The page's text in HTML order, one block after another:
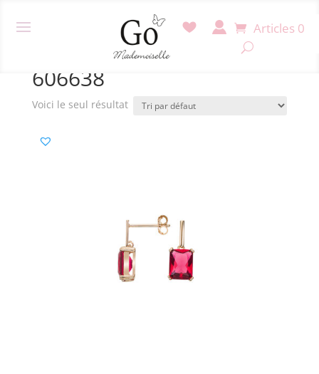
Articles 0
/ Produit Référence / 606638
606638
Voici le seul résultat